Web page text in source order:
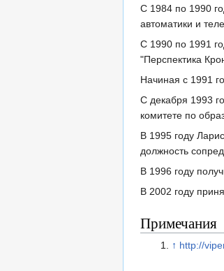
С 1984 по 1990
автоматики и
С 1990 по 1991
"Перспектика
Начиная с 1991
С декабря 1993
комитете по
В 1995 году
должность
В 1996 году
В 2002 году
Примечания
↑ http://